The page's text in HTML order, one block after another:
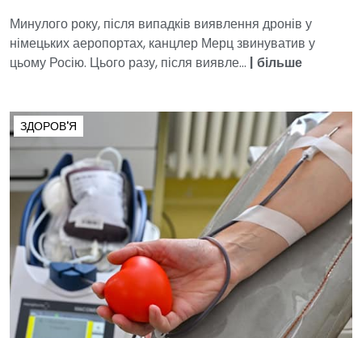
Минулого року, після випадків виявлення дронів у
німецьких аеропортах, канцлер Мерц звинуватив у
цьому Росію. Цього разу, після виявле... | більше
ЗДОРОВ'Я